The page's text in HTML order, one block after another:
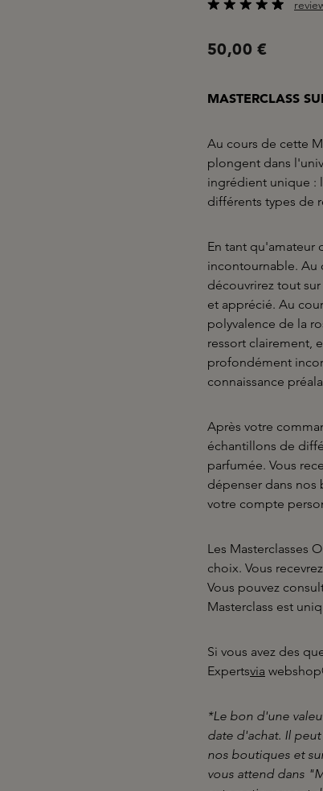
50,00 €
MASTERCLASS
Au cours de cette
plongent dans
ingrédient unique :
différents types de
En tant qu'amateur
incontournable. Au
découvrirez tout
et apprécié. Au
polyvalence de la
ressort clairement,
profondément
connaissance
Après votre
échantillons de
parfumée. Vous
dépenser dans nos
votre compte
Les Masterclasses
choix. Vous
Vous pouvez
Masterclass est
Si vous avez des
Expertsvia
*Le bon d'une
date d'achat. Il
nos boutiques et
vous attend dans